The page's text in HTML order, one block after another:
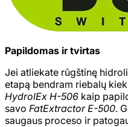
Papildomas ir tvirtas
Jei atliekate rūgštinę
etapą bendram riebalų
HydrolEx H-506 kaip
savo FatExtractor E-500.
saugaus proceso ir